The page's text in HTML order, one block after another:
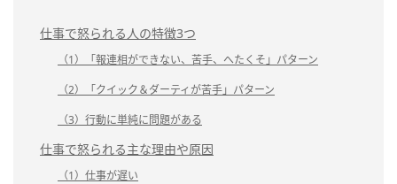
仕事で怒られる人の特徴3つ
（1）「報連相ができない、苦手、へたくそ」パターン
（2）「クイック＆ダーティが苦手」パターン
（3）行動に単純に問題がある
仕事で怒られる主な理由や原因
（1）仕事が遅い